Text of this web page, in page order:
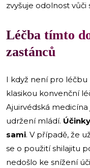
zvyšuje odolnost vůči
Léčba tímto
zastánců
I když není pro léčbu
klasikou konvenční
Ajuirvédská
udržení mládí.
sami. V případě, že
se o použití shilajitu
nedošlo ke snížení